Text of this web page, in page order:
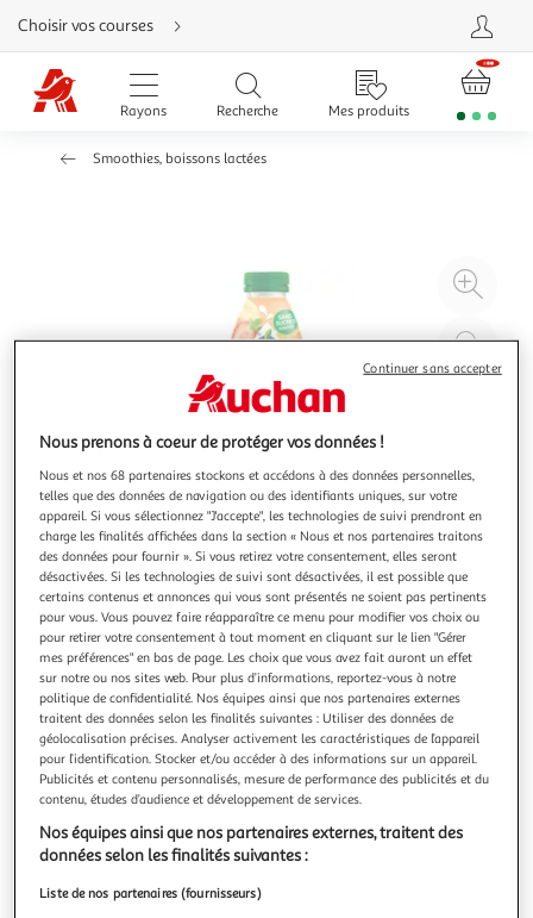
Aller
directement
au
contenu
Aller
directement
Aller
Choisir vos courses
Rayons Recherche Mes produits
Smoothies, boissons lactées
à
4.6 (5)
DANAO
Boisson lactée orange banane fraise
Laissez-vous tenter par le goût unique de DANAO Orange-
Banane-Fraise. Une texture veloutée sans sucres ajoutés,
fabriquée en France pour vos petits-déjeuners et goûters en
famille. L'explosion des saveurs de l'orange, de la banane et
de la fraise, le tout sans sucres ajoutés.
En savoir +
Vous voulez connaître le prix de ce produit ?
Afficher le prix
Nous prenons à coeur de protéger vos données !
Nous et nos 68 partenaires stockons et accédons à des données personnelles,
telles que des données de navigation ou des identifiants uniques, sur votre
appareil. Si vous sélectionnez "J'accepte", les technologies de suivi prendront en
charge les finalités affichées dans la section « Nous et nos partenaires traitons
des données pour fournir ». Si vous retirez votre consentement, elles seront
désactivées. Si les technologies de suivi sont désactivées, il est possible que
certains contenus et annonces qui vous sont présentés ne soient pas pertinents
pour vous. Vous pouvez faire réapparaître ce menu pour modifier vos choix ou
pour retirer votre consentement à tout moment en cliquant sur le lien "Gérer
mes préférences" en bas de page. Les choix que vous avez fait auront un effet
sur notre ou nos sites web. Pour plus d’informations, reportez-vous à notre
politique de confidentialité. Nos équipes ainsi que nos partenaires externes
traitent des données selon les finalités suivantes : Utiliser des données de
géolocalisation précises. Analyser activement les caractéristiques de l’appareil
pour l’identification. Stocker et/ou accéder à des informations sur un appareil.
Publicités et contenu personnalisés, mesure de performance des publicités et du
contenu, études d’audience et développement de services.
Nos équipes ainsi que nos partenaires externes, traitent des
données selon les finalités suivantes :
Liste de nos partenaires (fournisseurs)
Continuer sans accepter